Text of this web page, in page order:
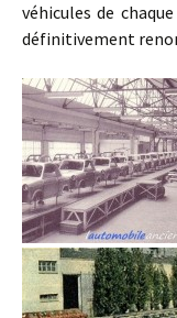
véhicules de
définitivement